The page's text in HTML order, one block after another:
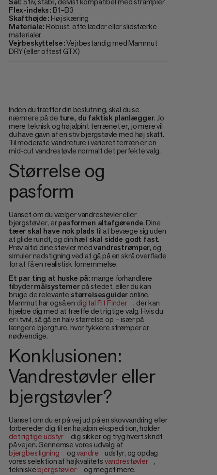
Flex-indeks:B1–B3
Skafthøjde:Høj skæring
Materiale:Robust, ofte læder eller slidstærke
materialer
Vejrbeskyttelse:Vejrbestandig med Mammut
DRY (eller oftest GTX)
Inden du træffer din beslutning, skal du se
nærmere på de ture, du faktisk planlægger. Jo
mere teknisk og højalpint terrænet er, jo mere vil
du have gavn af en stiv bjergstøvle med høj skaft.
Til moderate vandreture i varieret terræn er en
mid-cut vandrestøvle normalt det perfekte valg.
Størrelse og
pasform
Uanset om du vælger vandrestøvler eller
bjergstøvler, erpasformen altafgørende. Dine
tæer skal have nok plads til at bevæge sig uden
at glide rundt, og dinhæl skal sidde godt fast.
Prøv altid dine støvler medvandrestrømper, og
simuler nedstigning ved at gå på en skrå overflade
for at få en realistisk fornemmelse.
Et par ting at huske på: mange forhandlere
tilbydermålsystemerpå stedet, eller du kan
bruge de relevante størrelsesguideronline.
Mammut har også en digital Fit Finder , der kan
hjælpe dig med at træffe det rigtige valg. Hvis du
er i tvivl, så gå en halv størrelse op – især på
længere bjergture, hvor tykkere strømper er
nødvendige.
Konklusionen:
Vandrestøvler eller
bjergstøvler?
Uanset om du er på vej ud på en skovvandring eller
forbereder dig til en højalpin ekspedition, holder
det rigtige udstyr
dig sikker og tryg hvert skridt
på vejen. Gennemse vores udvalg af
bjergbestigning
ogvandre
udstyr, og opdag
vores selektion af højkvalitetsvandrestøvler ,
tekniskebjergstøvler
og meget mere.